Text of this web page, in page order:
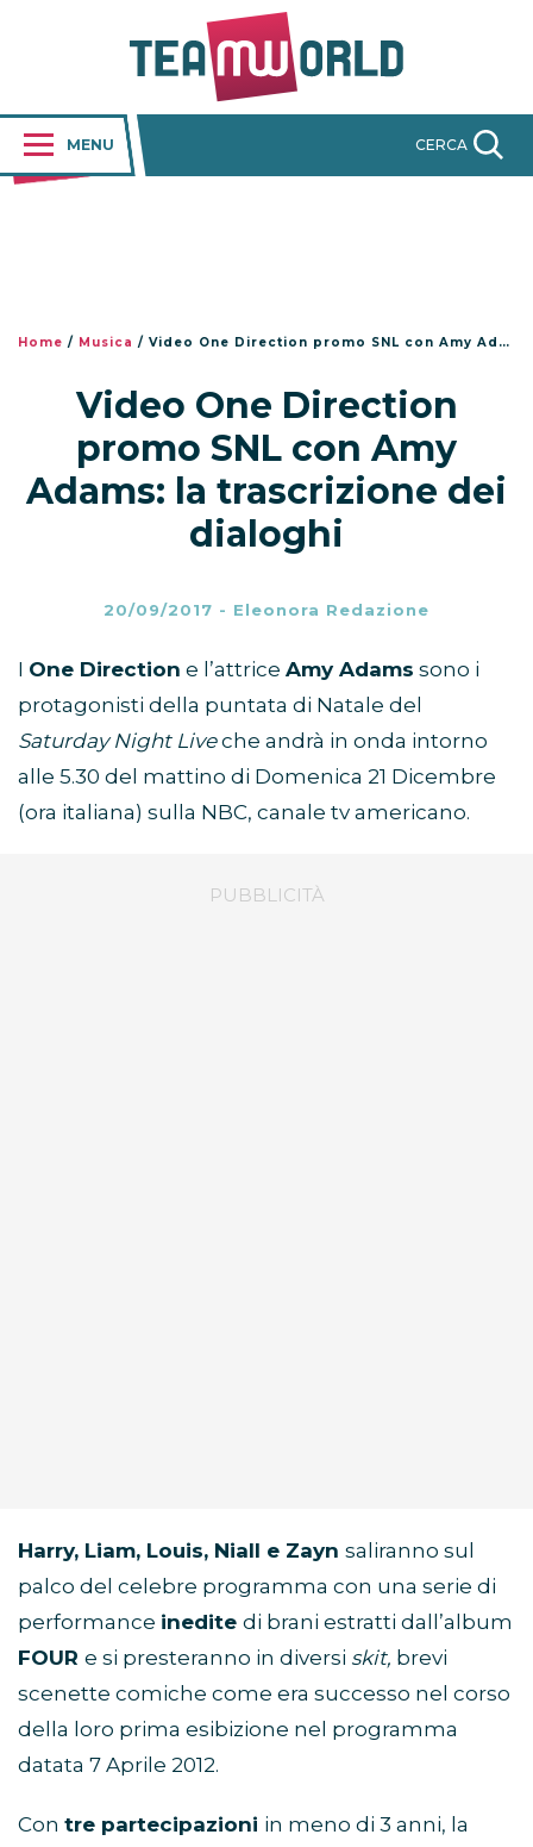
MENU CERCA
Home / Musica / Video One Direction promo SNL con Amy Adams: la trascrizione dei dialoghi
Video One Direction
promo SNL con Amy
Adams: la trascrizione dei
dialoghi
20/09/2017 - Eleonora Redazione
I One Direction e l’attrice Amy Adams sono i
protagonisti della puntata di Natale del
Saturday Night Liveche andrà in onda intorno
alle 5.30 del mattino di Domenica 21 Dicembre
(ora italiana) sulla NBC, canale tv americano.
Harry, Liam, Louis, Niall e Zayn saliranno sul
palco del celebre programma con una serie di
performance inedite di brani estratti dall’album
FOUR e si presteranno in diversi skit, brevi
scenette comiche come era successo nel corso
della loro prima esibizione nel programma
datata 7 Aprile 2012.
Con tre partecipazioni in meno di 3 anni, la